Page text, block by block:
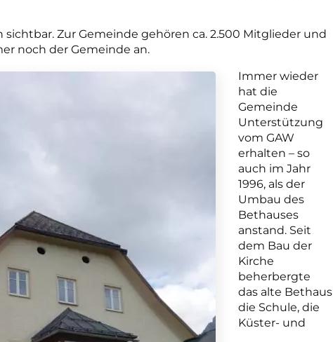
Zur Gemeinde gehören ca. 2.500 Mitglieder und
noch der Gemeinde an.
Immer wieder
hat die
Gemeinde
Unterstützung
vom GAW
erhalten – so
auch im Jahr
1996, als der
Umbau des
Bethauses
anstand. Seit
dem Bau der
Kirche
beherbergte
das alte Bethaus
die Schule, die
Küster- und